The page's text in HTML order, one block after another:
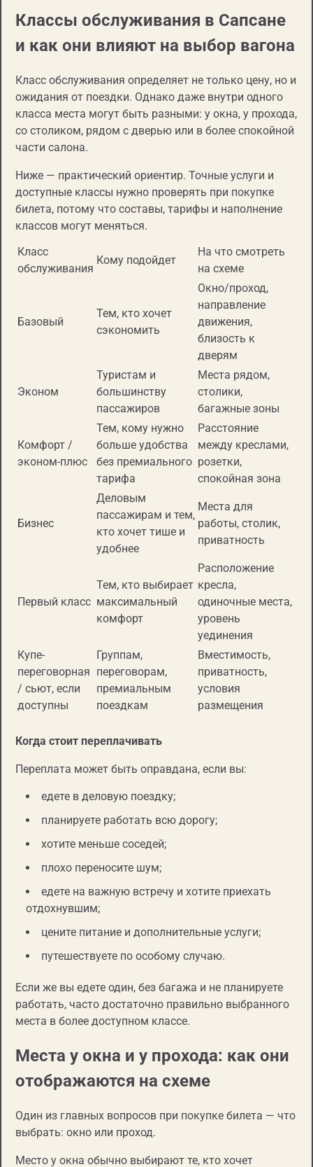
Классы обслуживания в Сапсане
и как они влияют на выбор вагона
Класс обслуживания определяет не только цену, но и
ожидания от поездки. Однако даже внутри одного
класса места могут быть разными: у окна, у прохода,
со столиком, рядом с дверью или в более спокойной
части салона.
Ниже — практический ориентир. Точные услуги и
доступные классы нужно проверять при покупке
билета, потому что составы, тарифы и наполнение
классов могут меняться.
Класс
обслуживания
Кому подойдет
На что смотреть
на схеме
Базовый
Тем, кто хочет
сэкономить
Окно/проход,
направление
движения,
близость к
дверям
Эконом
Туристам и
большинству
пассажиров
Места рядом,
столики,
багажные зоны
Комфорт /
эконом-плюс
Тем, кому нужно
больше удобства
без премиального
тарифа
Расстояние
между креслами,
розетки,
спокойная зона
Бизнес
Деловым
пассажирам и тем,
кто хочет тише и
удобнее
Места для
работы, столик,
приватность
Первый класс
Тем, кто выбирает
максимальный
комфорт
Расположение
кресла,
одиночные места,
уровень
уединения
Купе-
переговорная
/ сьют, если
доступны
Группам,
переговорам,
премиальным
поездкам
Вместимость,
приватность,
условия
размещения
Когда стоит переплачивать
Переплата может быть оправдана, если вы:
едете в деловую поездку;
планируете работать всю дорогу;
хотите меньше соседей;
плохо переносите шум;
едете на важную встречу и хотите приехать
отдохнувшим;
цените питание и дополнительные услуги;
путешествуете по особому случаю.
Если же вы едете один, без багажа и не планируете
работать, часто достаточно правильно выбранного
места в более доступном классе.
Места у окна и у прохода: как они
отображаются на схеме
Один из главных вопросов при покупке билета — что
выбрать: окно или проход.
Место у окна обычно выбирают те, кто хочет